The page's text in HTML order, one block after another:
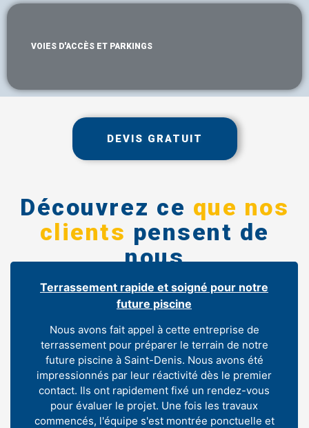
VOIES D'ACCÈS ET PARKINGS
DEVIS GRATUIT
Découvrez ce que nos
clients pensent de
nous
Terrassement rapide et soigné pour notre
future piscine
Nous avons fait appel à cette entreprise de
terrassement pour préparer le terrain de notre
future piscine à Saint-Denis. Nous avons été
impressionnés par leur réactivité dès le premier
contact. Ils ont rapidement fixé un rendez-vous
pour évaluer le projet. Une fois les travaux
commencés, l'équipe s'est montrée ponctuelle et